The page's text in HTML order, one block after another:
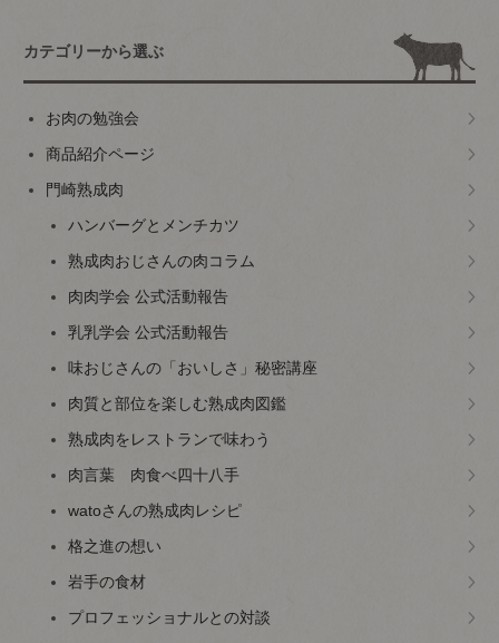
カテゴリーから選ぶ
お肉の勉強会
商品紹介ページ
門崎熟成肉
ハンバーグとメンチカツ
熟成肉おじさんの肉コラム
肉肉学会 公式活動報告
乳乳学会 公式活動報告
味おじさんの「おいしさ」秘密講座
肉質と部位を楽しむ熟成肉図鑑
熟成肉をレストランで味わう
肉言葉 肉食べ四十八手
watoさんの熟成肉レシピ
格之進の想い
岩手の食材
プロフェッショナルとの対談